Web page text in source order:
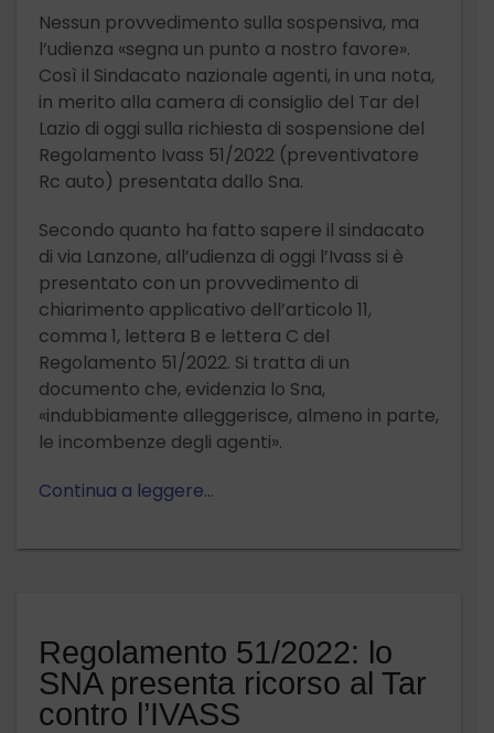
Nessun provvedimento sulla sospensiva, ma
l’udienza «segna un punto a nostro favore».
Così il Sindacato nazionale agenti, in una nota,
in merito alla camera di consiglio del Tar del
Lazio di oggi sulla richiesta di sospensione del
Regolamento Ivass 51/2022 (preventivatore
Rc auto) presentata dallo Sna.
Secondo quanto ha fatto sapere il sindacato
di via Lanzone, all’udienza di oggi l’Ivass si è
presentato con un provvedimento di
chiarimento applicativo dell’articolo 11,
comma 1, lettera B e lettera C del
Regolamento 51/2022. Si tratta di un
documento che, evidenzia lo Sna,
«indubbiamente alleggerisce, almeno in parte,
le incombenze degli agenti».
Continua a leggere…
Regolamento 51/2022: lo
SNA presenta ricorso al Tar
contro l’IVASS